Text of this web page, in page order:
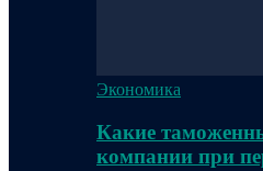
Экономика
Какие
компании при